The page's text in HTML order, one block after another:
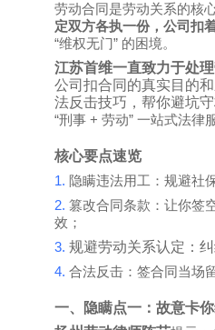
劳动合同是劳动关系的核
定双方各执一份，公司扣
“维权无门” 的困境。
江苏首维一直致力于处理
公司扣合同的真实目的
法反击技巧，帮你避坑守
“刑事 + 劳动” 一站式法律
核心要点速览
1. 隐瞒违法用工：规避社
2. 篡改合同条款：让你签
效；
3. 规避劳动关系认定：
4. 合法反击：签合同当场
一、隐瞒点一：故意卡